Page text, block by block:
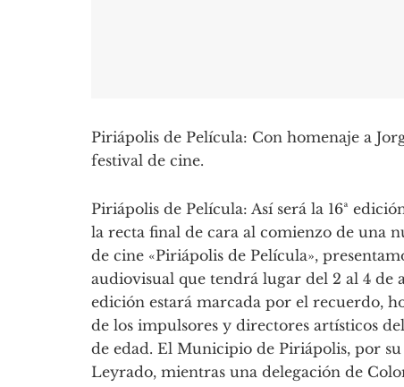
Piriápolis de Película: Con homenaje a
festival de cine.
Piriápolis de Película: Así será la 16ª
la recta final de cara al comienzo de una
de cine «Piriápolis de Película»,
audiovisual que tendrá lugar del 2 al 4 de
edición estará marcada por el recuerdo,
de los impulsores y directores artísticos
de edad. El Municipio de Piriápolis, por
Leyrado, mientras una delegación de